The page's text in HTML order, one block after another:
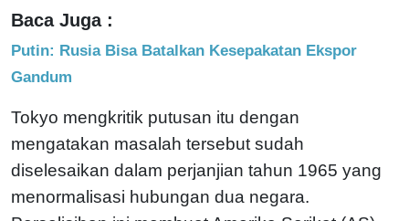
Baca Juga :
Putin: Rusia Bisa Batalkan Kesepakatan Ekspor
Gandum
Tokyo mengkritik putusan itu dengan
mengatakan masalah tersebut sudah
diselesaikan dalam perjanjian tahun 1965 yang
menormalisasi hubungan dua negara.